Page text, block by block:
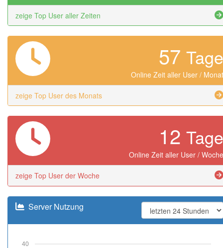
zeige Top User aller Zeiten
57 Tage
Online Zeit aller User / Monat
zeige Top User des Monats
12 Tage
Online Zeit aller User / Woche
zeige Top User der Woche
Server Nutzung
40